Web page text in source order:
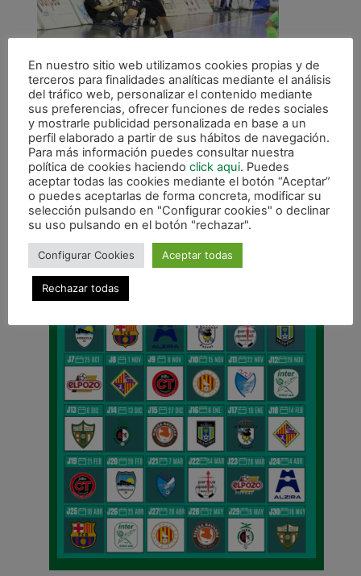
ANTERIOR
Zaragoza, nueva parada para C.A. Osasuna Magna
CALENDARIO DE LIGA
En nuestro sitio web utilizamos cookies propias y de
terceros para finalidades analíticas mediante el análisis
del tráfico web, personalizar el contenido mediante
sus preferencias, ofrecer funciones de redes sociales
y mostrarle publicidad personalizada en base a un
perfil elaborado a partir de sus hábitos de navegación.
Para más información puedes consultar nuestra
política de cookies haciendo click aqui. Puedes
aceptar todas las cookies mediante el botón “Aceptar”
o puedes aceptarlas de forma concreta, modificar su
selección pulsando en "Configurar cookies" o declinar
su uso pulsando en el botón "rechazar".
Configurar Cookies Aceptar todas
Rechazar todas